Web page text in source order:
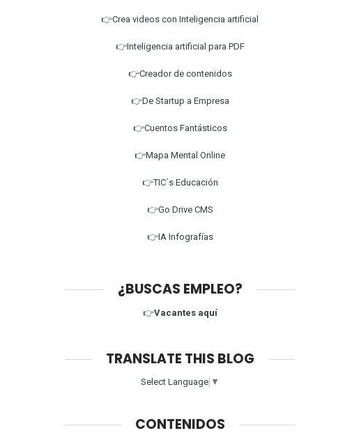
👉Crea videos con Inteligencia artificial
👉Inteligencia artificial para PDF
👉Creador de contenidos
👉De Startup a Empresa
👉Cuentos Fantásticos
👉Mapa Mental Online
👉TIC´s Educación
👉Go Drive CMS
👉IA Infografías
¿BUSCAS EMPLEO?
👉Vacantes aquí
TRANSLATE THIS BLOG
Select Language ▼
CONTENIDOS